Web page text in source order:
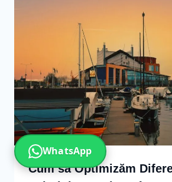
Cum să Optimizăm
WhatsApp